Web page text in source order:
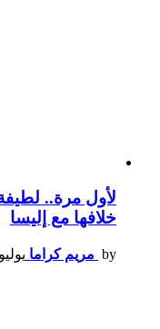
لأول مرة..
خلافها مع إليسا
by مريم كراما يوليو 3, 2023, 5:32 م